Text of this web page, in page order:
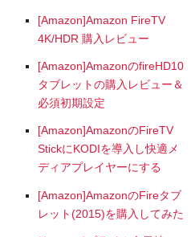
[Amazon]Amazon FireTV
4K/HDR 購入レビュー
[Amazon]AmazonのfireHD10
タブレットの購入レビュー＆
必須初期設定
[Amazon]AmazonのFireTV
StickにKODIを導入し快適メ
ディアプレイヤーにする
[Amazon]AmazonのFireタブ
レット(2015)を購入してみた